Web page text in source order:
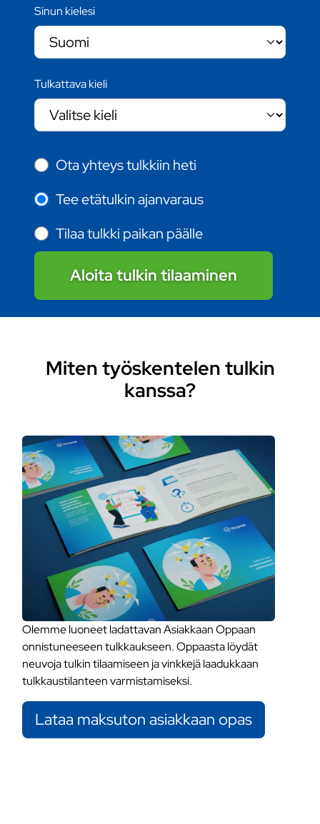
Sinun kielesi
Tulkattava kieli
Ota yhteys tulkkiin heti
Tee etätulkin ajanvaraus
Tilaa tulkki paikan päälle
Aloita tulkin tilaaminen
Miten työskentelen tulkin
kanssa?
Olemme luoneet ladattavan Asiakkaan Oppaan
onnistuneeseen tulkkaukseen. Oppaasta löydät
neuvoja tulkin tilaamiseen ja vinkkejä laadukkaan
tulkkaustilanteen varmistamiseksi.
Lataa maksuton asiakkaan opas